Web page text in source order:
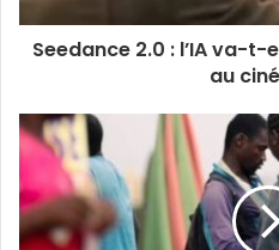
Seedance 2.0 : l’IA va-
au